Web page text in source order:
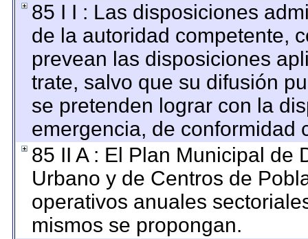
85 I I : Las disposiciones
de la autoridad competente,
prevean las disposiciones
trate, salvo que su difusión
se pretenden lograr con la
emergencia, de conformidad
85 II A : El Plan Municipal de
Urbano y de Centros de
operativos anuales
mismos se propongan.